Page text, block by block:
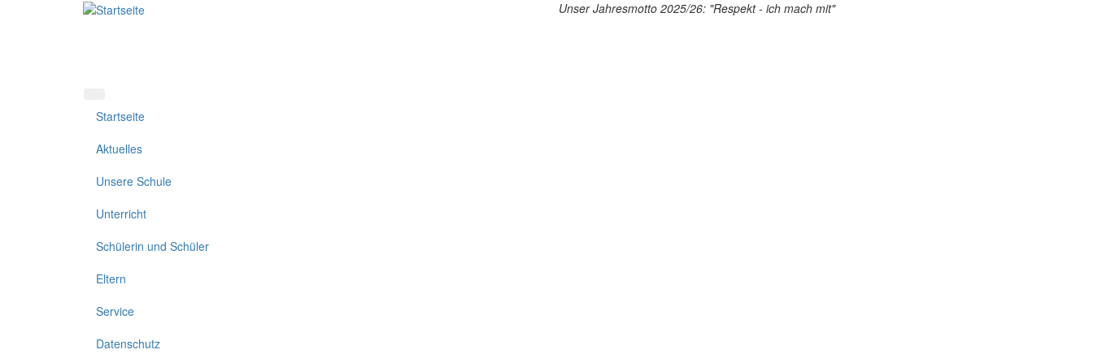
Unser Jahresmotto 2025/26: "Respekt - ich mach mit"
Startseite
Aktuelles
Unsere Schule
Unterricht
Schülerin und Schüler
Eltern
Service
Datenschutz